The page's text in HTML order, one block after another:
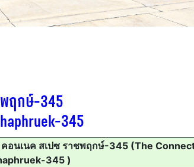
พฤกษ์-345
345
คอนเนค สเปซ ราชพฤกษ์-345 (The
345 )